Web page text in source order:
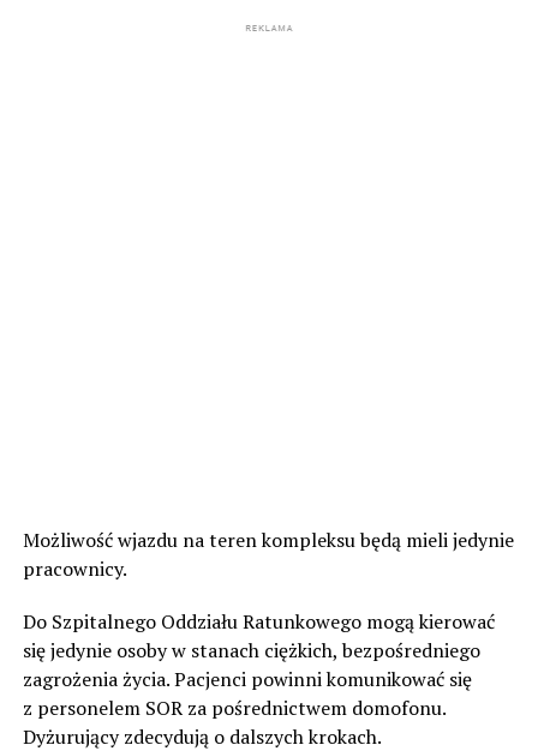
Możliwość wjazdu na teren kompleksu będą mieli jedynie
pracownicy.
Do Szpitalnego Oddziału Ratunkowego mogą kierować
się jedynie osoby w stanach ciężkich, bezpośredniego
zagrożenia życia. Pacjenci powinni komunikować się
z personelem SOR za pośrednictwem domofonu.
Dyżurujący zdecydują o dalszych krokach.